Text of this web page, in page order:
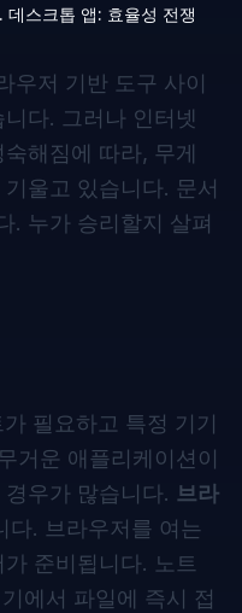
스크톱 앱: 효율성 전쟁
우저 기반 도구 사이
다. 그러나 인터넷
해짐에 따라, 무게
울고 있습니다. 문서
. 누가 승리할지 살펴
필요하고 특정 기기
거운 애플리케이션이
우가 많습니다. 브라
다. 브라우저를 여는
가 준비됩니다. 노트
에서 파일에 즉시 접